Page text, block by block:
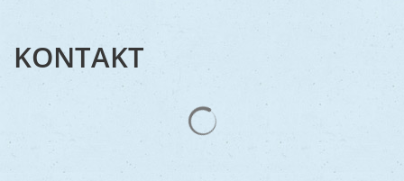
KONTAKT
Suchergebnisse werden